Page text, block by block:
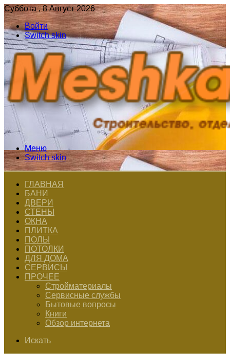
Суббота , 8 Август 2026
Войти
Switch skin
Меню
Switch skin
ГЛАВНАЯ
БАНИ
ДВЕРИ
СТЕНЫ
ОКНА
ПЛИТКА
ПОЛЫ
ПОТОЛКИ
ДЛЯ ДОМА
СЕРВИСЫ
ПРОЧЕЕ
Стройматериалы
Сервисные службы
Бытовые вопросы
Книги
Обзор интернета
Искать